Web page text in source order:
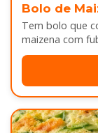
Bolo de
Tem bolo que
maizena com